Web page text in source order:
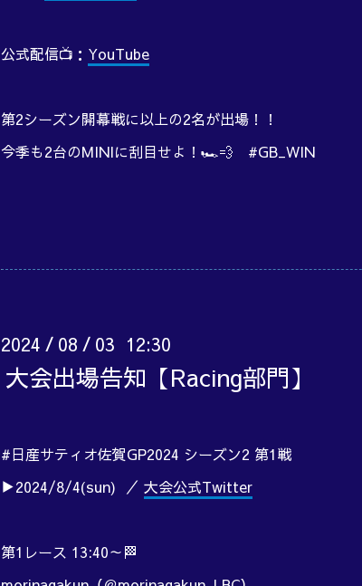
公式配信📺： YouTube
第2シーズン開幕戦に以上の2名が出場！！
今季も2台のMINIに刮目せよ！🏎️💨 #GB_WIN
2024 / 08 / 03 12:30
大会出場告知【Racing部門】
#日産サティオ佐賀GP2024 シーズン2 第1戦
▶2024/8/4(sun) ／ 大会公式Twitter
第1レース 13:40～🏁